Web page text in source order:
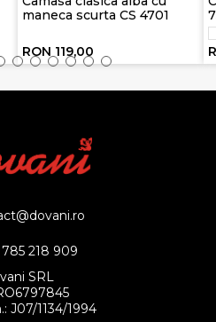
maneca scurta CS 4701
RON 119,00
218 909
SRL
J07/1134/1994